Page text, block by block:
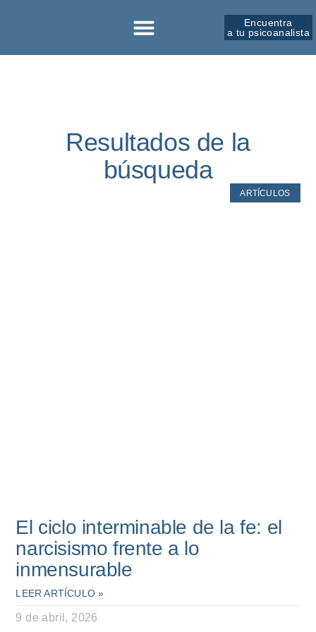
Encuentra
a tu psicoanalista
Resultados de la
búsqueda
ARTÍCULOS
El ciclo interminable de la fe: el
narcisismo frente a lo
inmensurable
LEER ARTÍCULO »
9 de abril, 2026